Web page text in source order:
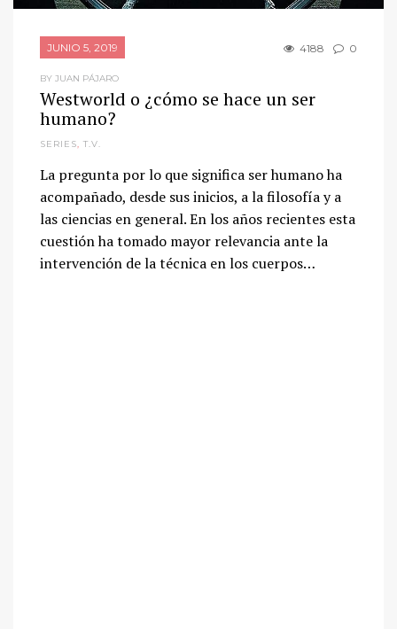
JUNIO 5, 2019 4188 0
BY JUAN PÁJARO
Westworld o ¿cómo se hace un ser
humano?
SERIES, T.V.
La pregunta por lo que significa ser humano ha
acompañado, desde sus inicios, a la filosofía y a
las ciencias en general. En los años recientes esta
cuestión ha tomado mayor relevancia ante la
intervención de la técnica en los cuerpos…